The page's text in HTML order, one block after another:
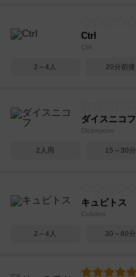
Ctrl
Ctrl
2～4人 20分前後
ダイスニコフ
Dicenycov
2人用 15～30分
キュビトス
Cubitos
2～4人 30～60分